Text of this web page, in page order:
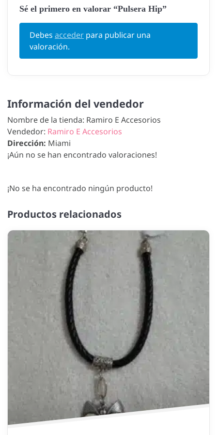
Sé el primero en valorar “Pulsera Hip”
Debes acceder para publicar una
valoración.
Información del vendedor
Nombre de la tienda: Ramiro E Accesorios
Vendedor: Ramiro E Accesorios
Dirección: Miami
¡Aún no se han encontrado valoraciones!
¡No se ha encontrado ningún producto!
Productos relacionados